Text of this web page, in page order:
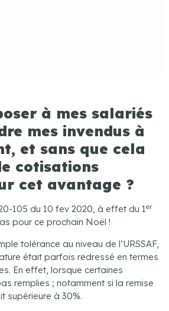
à mes salariés
mes invendus à
et sans que cela
cotisations
cet avantage ?
105 du 10 fev 2020, à effet du 1er
pour ce prochain Noël !
tolérance au niveau de l’URSSAF,
était parfois redressé en termes
En effet, lorsque certaines
remplies ; notamment si la remise
supérieure à 30%.